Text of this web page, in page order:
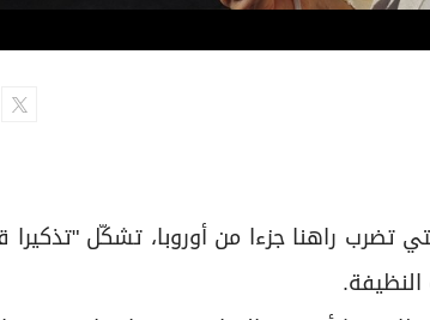
تضرب راهنا جزءا من أوروبا، تشكّل "تذكيرا